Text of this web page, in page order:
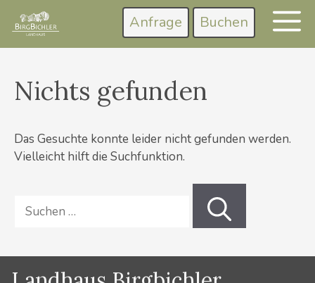
Inhalt
Anfrage Buchen
Nichts gefunden
Das Gesuchte konnte leider nicht gefunden werden.
Vielleicht hilft die Suchfunktion.
nach: